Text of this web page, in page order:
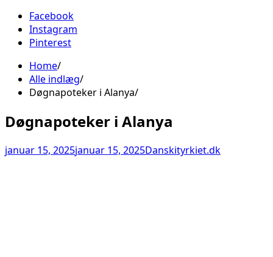
Facebook
Instagram
Pinterest
Home
Alle indlæg
Døgnapoteker i Alanya
Døgnapoteker i Alanya
januar 15, 2025januar 15, 2025Danskityrkiet.dk